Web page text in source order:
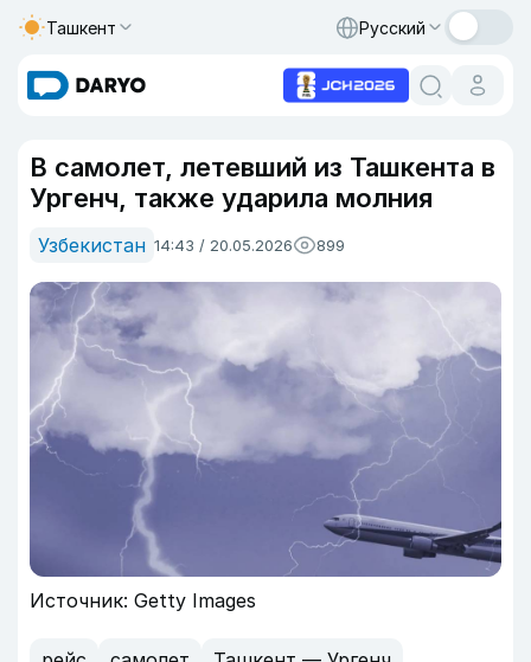
Ташкент Русский
В самолет, летевший из Ташкента в
Ургенч, также ударила молния
Узбекистан 14:43 / 20.05.2026 899
Источник: Getty Images